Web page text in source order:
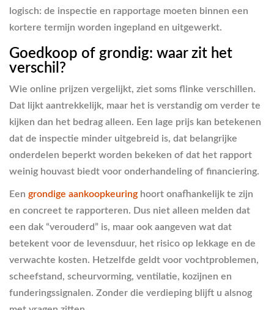
logisch: de inspectie en rapportage moeten binnen een
kortere termijn worden ingepland en uitgewerkt.
Goedkoop of grondig: waar zit het
verschil?
Wie online prijzen vergelijkt, ziet soms flinke verschillen.
Dat lijkt aantrekkelijk, maar het is verstandig om verder te
kijken dan het bedrag alleen. Een lage prijs kan betekenen
dat de inspectie minder uitgebreid is, dat belangrijke
onderdelen beperkt worden bekeken of dat het rapport
weinig houvast biedt voor onderhandeling of financiering.
Een grondige aankoopkeuring hoort onafhankelijk te zijn
en concreet te rapporteren. Dus niet alleen melden dat
een dak “verouderd” is, maar ook aangeven wat dat
betekent voor de levensduur, het risico op lekkage en de
verwachte kosten. Hetzelfde geldt voor vochtproblemen,
scheefstand, scheurvorming, ventilatie, kozijnen en
funderingssignalen. Zonder die verdieping blijft u alsnog